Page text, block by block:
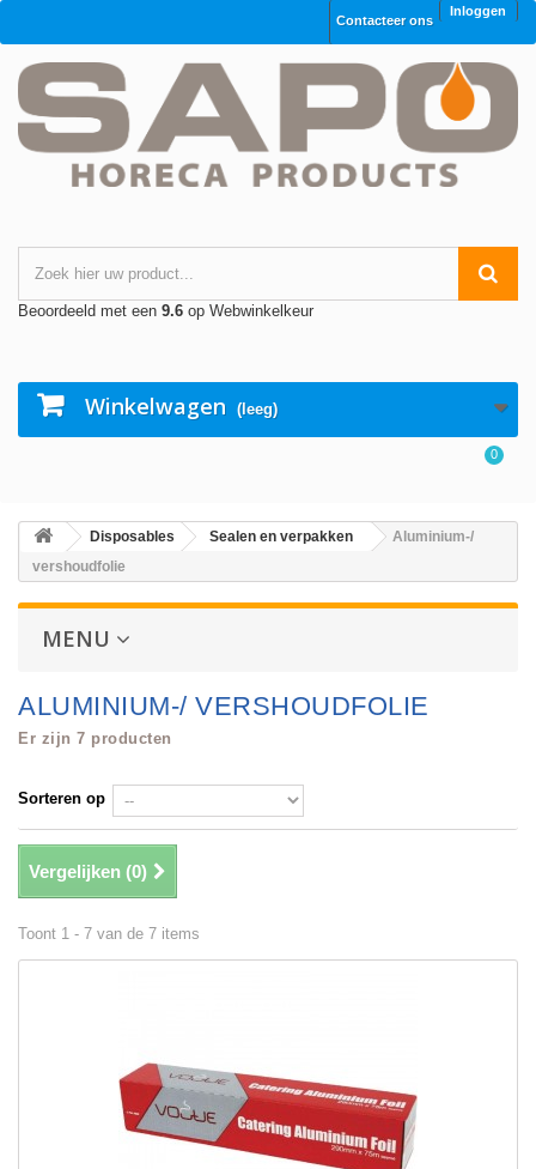
Inloggen
Contacteer ons
Beoordeeld met een 9.6 op Webwinkelkeur
Winkelwagen (leeg)
0
Disposables Sealen en verpakken
Aluminium-/
vershoudfolie
MENU
ALUMINIUM-/ VERSHOUDFOLIE
Er zijn 7 producten
Sorteren op
Vergelijken (0)
Toont 1 - 7 van de 7 items